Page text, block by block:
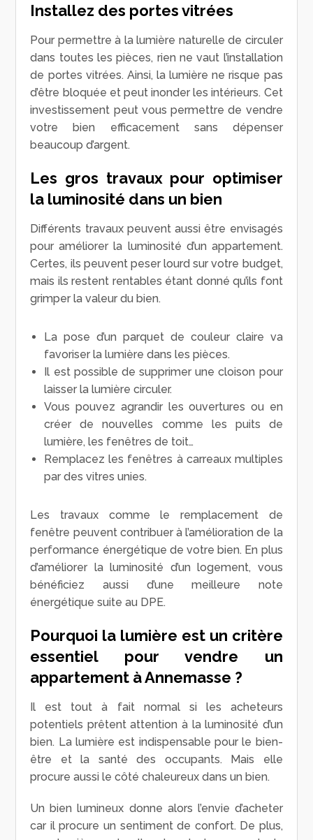
Installez des portes vitrées
Pour permettre à la lumière naturelle de circuler
dans toutes les pièces, rien ne vaut l’installation
de portes vitrées. Ainsi, la lumière ne risque pas
d’être bloquée et peut inonder les intérieurs. Cet
investissement peut vous permettre de vendre
votre bien efficacement sans dépenser
beaucoup d’argent.
Les gros travaux pour optimiser
la luminosité dans un bien
Différents travaux peuvent aussi être envisagés
pour améliorer la luminosité d’un appartement.
Certes, ils peuvent peser lourd sur votre budget,
mais ils restent rentables étant donné qu’ils font
grimper la valeur du bien.
La pose d’un parquet de couleur claire va
favoriser la lumière dans les pièces.
Il est possible de supprimer une cloison pour
laisser la lumière circuler.
Vous pouvez agrandir les ouvertures ou en
créer de nouvelles comme les puits de
lumière, les fenêtres de toit…
Remplacez les fenêtres à carreaux multiples
par des vitres unies.
Les travaux comme le remplacement de
fenêtre peuvent contribuer à l’amélioration de la
performance énergétique de votre bien. En plus
d’améliorer la luminosité d’un logement, vous
bénéficiez aussi d’une meilleure note
énergétique suite au DPE.
Pourquoi la lumière est un critère
essentiel pour vendre un
appartement à Annemasse ?
Il est tout à fait normal si les acheteurs
potentiels prêtent attention à la luminosité d’un
bien. La lumière est indispensable pour le bien-
être et la santé des occupants. Mais elle
procure aussi le côté chaleureux dans un bien.
Un bien lumineux donne alors l’envie d’acheter
car il procure un sentiment de confort. De plus,